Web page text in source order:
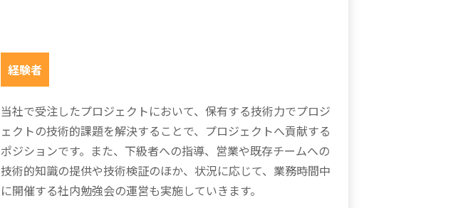
経験者
当社で受注したプロジェクトにおいて、保有する技術力でプロジ
ェクトの技術的課題を解決することで、プロジェクトへ貢献する
ポジションです。また、下級者への指導、営業や既存チームへの
技術的知識の提供や技術検証のほか、状況に応じて、業務時間中
に開催する社内勉強会の運営も実施していきます。